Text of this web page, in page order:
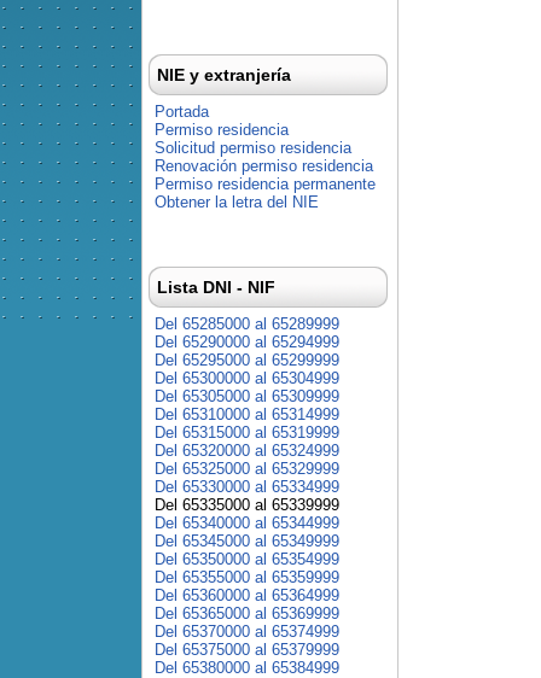
NIE y extranjería
Portada
Permiso residencia
Solicitud permiso residencia
Renovación permiso residencia
Permiso residencia permanente
Obtener la letra del NIE
Lista DNI - NIF
Del 65285000 al 65289999
Del 65290000 al 65294999
Del 65295000 al 65299999
Del 65300000 al 65304999
Del 65305000 al 65309999
Del 65310000 al 65314999
Del 65315000 al 65319999
Del 65320000 al 65324999
Del 65325000 al 65329999
Del 65330000 al 65334999
Del 65335000 al 65339999
Del 65340000 al 65344999
Del 65345000 al 65349999
Del 65350000 al 65354999
Del 65355000 al 65359999
Del 65360000 al 65364999
Del 65365000 al 65369999
Del 65370000 al 65374999
Del 65375000 al 65379999
Del 65380000 al 65384999